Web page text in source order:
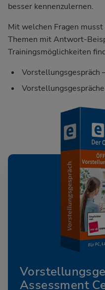
besser kennenzulernen.
Mit welchen Fragen
Themen mit Antwort-
Trainingsmöglichkeiten
Vorstellungsgespräch
Assessment